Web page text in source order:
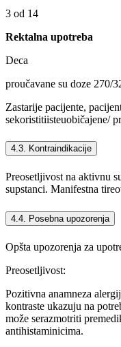
3 od 14
Rektalna upotreba
Deca
proučavane su doze 270/
Zastarije pacijente,
sekoristitiisteuobičajene/
4.3. Kontraindikacije
Preosetljivost na aktivnu
supstanci. Manifestna
4.4. Posebna upozorenja
Opšta upozorenja za
Preosetljivost:
Pozitivna anamneza
kontraste ukazuju na
može serazmotriti
antihistaminicima.